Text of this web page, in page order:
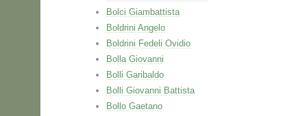
Bolci Giambattista
Boldrini Angelo
Boldrini Fedeli Ovidio
Bolla Giovanni
Bolli Garibaldo
Bolli Giovanni Battista
Bollo Gaetano